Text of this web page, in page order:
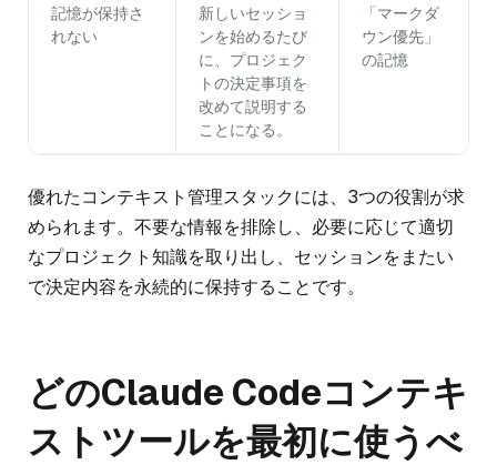
記憶が保持さ
れない
新しいセッショ
ンを始めるたび
に、プロジェク
トの決定事項を
改めて説明する
ことになる。
「マークダ
ウン優先」
の記憶
優れたコンテキスト管理スタックには、3つの役割が求
められます。不要な情報を排除し、必要に応じて適切
なプロジェクト知識を取り出し、セッションをまたい
で決定内容を永続的に保持することです。
どのClaude Codeコンテキ
ストツールを最初に使うべ